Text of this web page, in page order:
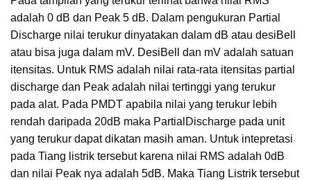
adalah 0 dB dan Peak 5 dB. Dalam pengukuran Partial
Discharge nilai terukur dinyatakan dalam dB atau desiBell
atau bisa juga dalam mV. DesiBell dan mV adalah satuan
itensitas. Untuk RMS adalah nilai rata-rata itensitas partial
discharge dan Peak adalah nilai tertinggi yang terukur
pada alat. Pada PMDT apabila nilai yang terukur lebih
rendah daripada 20dB maka PartialDischarge pada unit
yang terukur dapat dikatan masih aman. Untuk intepretasi
pada Tiang listrik tersebut karena nilai RMS adalah 0dB
dan nilai Peak nya adalah 5dB. Maka Tiang Listrik tersebut